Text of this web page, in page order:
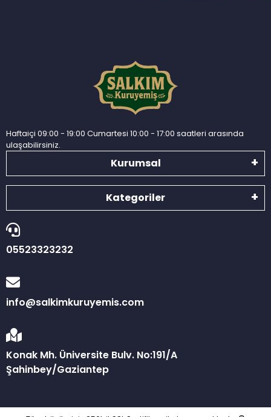
Haftaiçi 09:00 - 19:00 Cumartesi 10:00 - 17:00 saatleri arasında
ulaşabilirsiniz.
Kurumsal
Kategoriler
05523323232
info@salkimkuruyemis.com
Konak Mh. Üniversite Bulv. No:191/A
Şahinbey/Gaziantep